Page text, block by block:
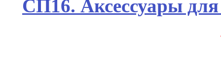
СП16. Аксессуары